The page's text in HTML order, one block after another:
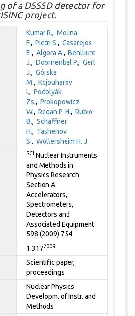
of a DSSSD detector for
project.
Kumar R.,Molina
F.,Pietri S.,Casarejos
E.,Algora A.,Benlliure
J.,Doornenbal P.,Gerl
J.,Górska
M.,Kojouharov
I.,Podolyák
Zs.,Prokopowicz
W.,Regan P. H.,Rubio
B.,Schaffner
H., Tashenov
S.,Wollersheim H. J.
SCI Nuclear Instruments
and Methods in
Physics Research
Section A:
Accelerators,
Spectrometers,
Detectors and
Associated Equipment
598 (2009) 754
1.3172009
Scientific paper,
proceedings
Nuclear Physics
Developm. of Instr. and
Methods